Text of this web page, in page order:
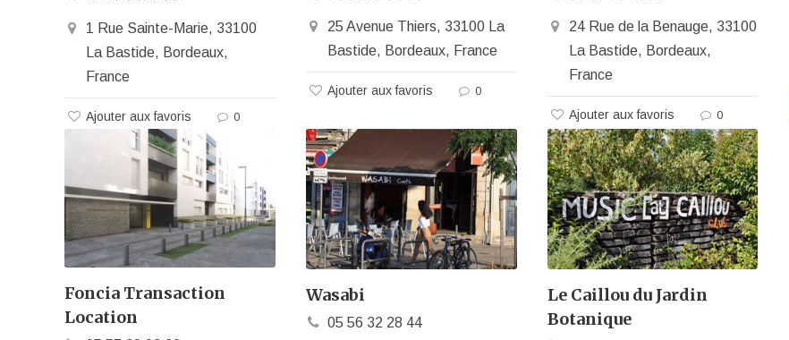
1 Rue Sainte-Marie, 33100
La Bastide, Bordeaux,
France
Ajouter aux favoris 0
25 Avenue Thiers, 33100 La
Bastide, Bordeaux, France
Ajouter aux favoris 0
24 Rue de la Benauge, 33100
La Bastide, Bordeaux,
France
Ajouter aux favoris 0
Foncia Transaction
Location
Wasabi
05 56 32 28 44
Le Caillou du Jardin
Botanique